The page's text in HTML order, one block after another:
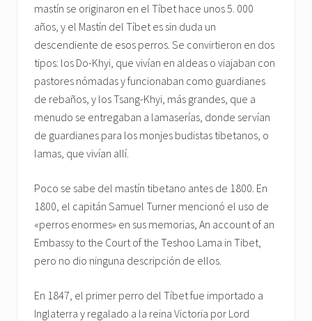
mastín se originaron en el Tíbet hace unos 5. 000
años, y el Mastín del Tíbet es sin duda un
descendiente de esos perros. Se convirtieron en dos
tipos: los Do-Khyi, que vivían en aldeas o viajaban con
pastores nómadas y funcionaban como guardianes
de rebaños, y los Tsang-Khyi, más grandes, que a
menudo se entregaban a lamaserías, donde servían
de guardianes para los monjes budistas tibetanos, o
lamas, que vivían allí.
Poco se sabe del mastín tibetano antes de 1800. En
1800, el capitán Samuel Turner mencionó el uso de
«perros enormes» en sus memorias, An account of an
Embassy to the Court of the Teshoo Lama in Tibet,
pero no dio ninguna descripción de ellos.
En 1847, el primer perro del Tíbet fue importado a
Inglaterra y regalado a la reina Victoria por Lord